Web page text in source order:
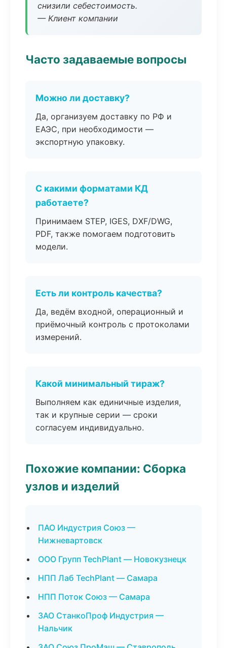
снизили себестоимость.
— Клиент компании
Часто задаваемые вопросы
Можно ли доставку?
Да, организуем доставку по РФ и
ЕАЭС, при необходимости —
экспортную упаковку.
С какими форматами КД
работаете?
Принимаем STEP, IGES, DXF/DWG,
PDF, также помогаем подготовить
модели.
Есть ли контроль качества?
Да, ведём входной, операционный и
приёмочный контроль с протоколами
измерений.
Какой минимальный тираж?
Выполняем как единичные изделия,
так и крупные серии — сроки
согласуем индивидуально.
Похожие компании: Сборка
узлов и изделий
ПАО Индустрия Союз —
Нижневартовск
ООО Групп TechPlant — Новокузнецк
НПП Лаб TechPlant — Самара
НПП Поток Союз — Самара
ЗАО СтанкоПроф Индустрия —
Нальчик